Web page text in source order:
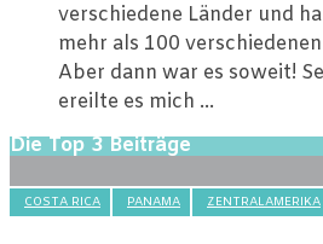
verschiedene Länder und
mehr als 100
Aber dann war es soweit!
ereilte es mich ...
Die Top 3 Beiträge
COSTA RICA PANAMA ZENTRALAMERIKA